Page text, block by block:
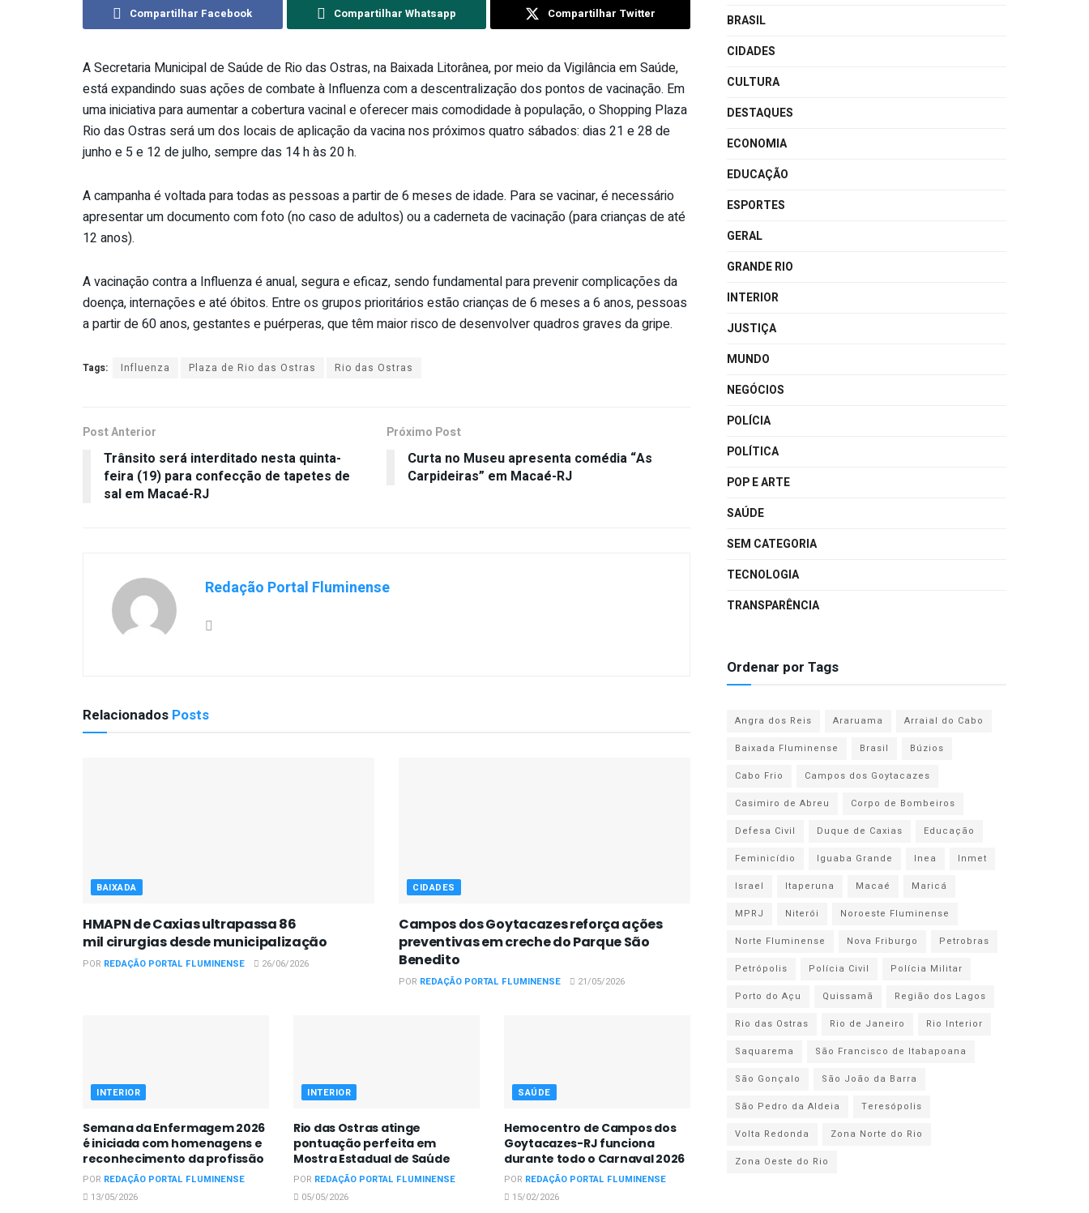
Compartilhar Facebook Compartilhar Whatsapp Compartilhar Twitter
A Secretaria Municipal de Saúde de Rio das Ostras, na Baixada Litorânea, por meio da Vigilância em Saúde,
está expandindo suas ações de combate à Influenza com a descentralização dos pontos de vacinação. Em
uma iniciativa para aumentar a cobertura vacinal e oferecer mais comodidade à população, o Shopping Plaza
Rio das Ostras será um dos locais de aplicação da vacina nos próximos quatro sábados: dias 21 e 28 de
junho e 5 e 12 de julho, sempre das 14 h às 20 h.
A campanha é voltada para todas as pessoas a partir de 6 meses de idade. Para se vacinar, é necessário
apresentar um documento com foto (no caso de adultos) ou a caderneta de vacinação (para crianças de até
12 anos).
A vacinação contra a Influenza é anual, segura e eficaz, sendo fundamental para prevenir complicações da
doença, internações e até óbitos. Entre os grupos prioritários estão crianças de 6 meses a 6 anos, pessoas
a partir de 60 anos, gestantes e puérperas, que têm maior risco de desenvolver quadros graves da gripe.
Tags: Influenza Plaza de Rio das Ostras Rio das Ostras
Post Anterior
Trânsito será interditado nesta quinta-
feira (19) para confecção de tapetes de
sal em Macaé-RJ
Próximo Post
Curta no Museu apresenta comédia “As
Carpideiras” em Macaé-RJ
Redação Portal Fluminense
Relacionados Posts
BAIXADA
HMAPN de Caxias ultrapassa 86
mil cirurgias desde municipalização
POR REDAÇÃO PORTAL FLUMINENSE 26/06/2026
CIDADES
Campos dos Goytacazes reforça ações
preventivas em creche do Parque São
Benedito
POR REDAÇÃO PORTAL FLUMINENSE 21/05/2026
INTERIOR
Semana da Enfermagem 2026
é iniciada com homenagens e
reconhecimento da profissão
POR REDAÇÃO PORTAL FLUMINENSE
13/05/2026
INTERIOR
Rio das Ostras atinge
pontuação perfeita em
Mostra Estadual de Saúde
POR REDAÇÃO PORTAL FLUMINENSE
05/05/2026
SAÚDE
Hemocentro de Campos dos
Goytacazes-RJ funciona
durante todo o Carnaval 2026
POR REDAÇÃO PORTAL FLUMINENSE
15/02/2026
BRASIL
CIDADES
CULTURA
DESTAQUES
ECONOMIA
EDUCAÇÃO
ESPORTES
GERAL
GRANDE RIO
INTERIOR
JUSTIÇA
MUNDO
NEGÓCIOS
POLÍCIA
POLÍTICA
POP E ARTE
SAÚDE
SEM CATEGORIA
TECNOLOGIA
TRANSPARÊNCIA
Ordenar por Tags
Angra dos Reis Araruama
Arraial do Cabo
Baixada Fluminense
Brasil
Búzios
Cabo Frio
Campos dos Goytacazes
Casimiro de Abreu
Corpo de Bombeiros
Defesa Civil
Duque de Caxias
Educação
Feminicídio
Iguaba Grande Inea
Inmet
Israel
Itaperuna Macaé
Maricá
MPRJ
Niterói
Noroeste Fluminense
Norte Fluminense
Nova Friburgo
Petrobras
Petrópolis
Polícia Civil
Polícia Militar
Porto do Açu
Quissamã
Região dos Lagos
Rio das Ostras
Rio de Janeiro
Rio Interior
Saquarema
São Francisco de Itabapoana
São Gonçalo
São João da Barra
São Pedro da Aldeia
Teresópolis
Volta Redonda
Zona Norte do Rio
Zona Oeste do Rio